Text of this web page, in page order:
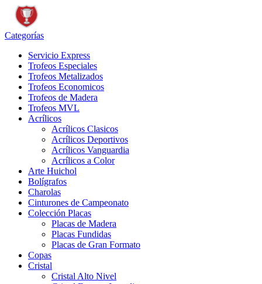
Categorías
Servicio Express
Trofeos Especiales
Trofeos Metalizados
Trofeos Economicos
Trofeos de Madera
Trofeos MVL
Acrílicos
Acrílicos Clasicos
Acrílicos Deportivos
Acrílicos Vanguardia
Acrílicos a Color
Arte Huichol
Bolígrafos
Charolas
Cinturones de Campeonato
Colección Placas
Placas de Madera
Placas Fundidas
Placas de Gran Formato
Copas
Cristal
Cristal Alto Nivel